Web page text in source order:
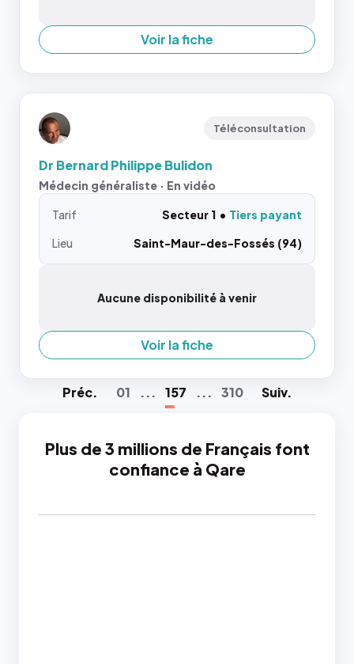
Voir la fiche
Téléconsultation
Dr Bernard Philippe Bulidon
Médecin généraliste · En vidéo
Tarif Secteur 1
Tiers payant
Lieu
Saint-Maur-des-Fossés (94)
Aucune disponibilité à venir
Voir la fiche
Préc. 01 ... 157 ... 310 Suiv.
Plus de 3 millions de Français font
confiance à Qare